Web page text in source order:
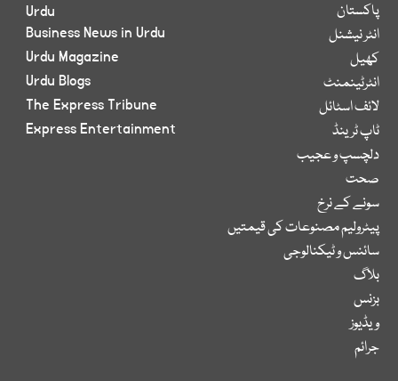
پاکستان
انٹر نیشنل
کھیل
انٹرٹینمنٹ
لائف اسٹائل
ٹاپ ٹرینڈ
دلچسپ و عجیب
صحت
سونے کے نرخ
پیٹرولیم مصنوعات کی قیمتیں
سائنس و ٹیکنالوجی
بلاگ
بزنس
ویڈیوز
جرائم
Urdu
Business News in Urdu
Urdu Magazine
Urdu Blogs
The Express Tribune
Express Entertainment